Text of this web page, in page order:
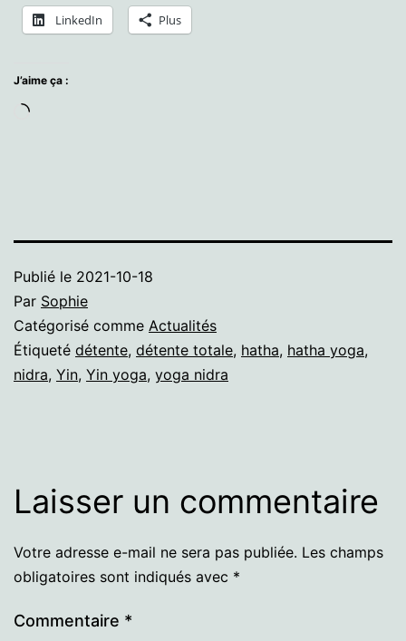
LinkedIn Plus
J’aime ça :
Chargement…
Publié le 2021-10-18
Par Sophie
Catégorisé comme Actualités
Étiqueté détente, détente totale, hatha, hatha yoga,
nidra, Yin, Yin yoga, yoga nidra
Laisser un commentaire
Votre adresse e-mail ne sera pas publiée. Les champs
obligatoires sont indiqués avec *
Commentaire *